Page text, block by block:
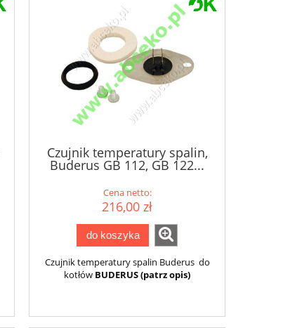
Czujnik temperatury spalin,
Buderus GB 112, GB 122...
Cena netto:
216,00 zł
do koszyka
Czujnik temperatury spalin Buderus do
kotłów BUDERUS (patrz opis)